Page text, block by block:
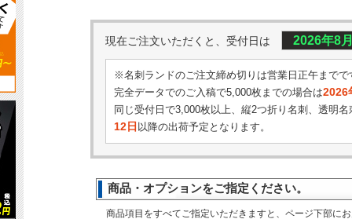
現在ご注文いただくと、受付日は 2026年8
※名刺ランドのご注文締め切りは営業日正午までで
完全データでのご入稿で5,000枚までの場合は2026
同じ受付日で3,000枚以上、縦2つ折り名刺、透明名
12日 以降の出荷予定となります。
商品・オプションをご指定ください。
商品項目をすべてご指定いただきますと、ページ下部に